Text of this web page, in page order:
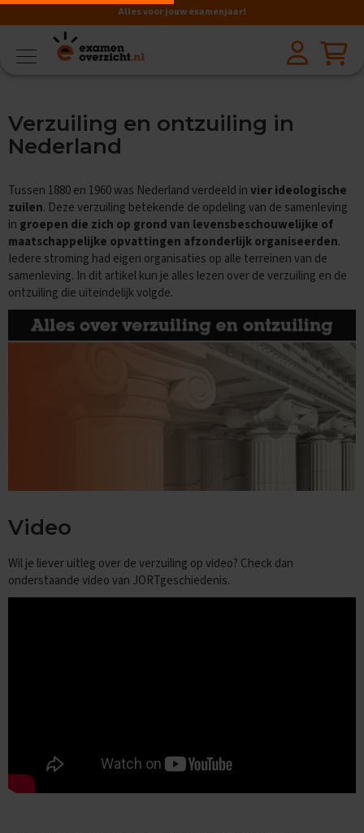
Alles voor jouw examenjaar!
VMBO
a
k
A
a
r
d
r
i
j
k
s
k
e
t
i
s
O
s
Verzuiling en ontzuiling in
Nederland
Tussen 1880 en 1960 was Nederland verdeeld invier ideologische
zuilen. Deze verzuiling betekende de opdeling van de samenleving
in groepen die zich op grond van levensbeschouwelijke of
maatschappelijke opvattingen afzonderlijk organiseerden.
Iedere stroming had eigen organisaties op alle terreinen van de
samenleving. In dit artikel kun je alles lezen over de verzuiling en de
ontzuiling die uiteindelijk volgde.
Video
Wil je liever uitleg over de verzuiling op video? Check dan
onderstaande video van JORTgeschiedenis.